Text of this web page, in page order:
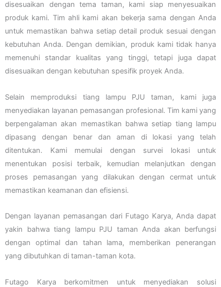
disesuaikan dengan tema taman, kami siap menyesuaikan
produk kami. Tim ahli kami akan bekerja sama dengan Anda
untuk memastikan bahwa setiap detail produk sesuai dengan
kebutuhan Anda. Dengan demikian, produk kami tidak hanya
memenuhi standar kualitas yang tinggi, tetapi juga dapat
disesuaikan dengan kebutuhan spesifik proyek Anda.
Selain memproduksi tiang lampu PJU taman, kami juga
menyediakan layanan pemasangan profesional. Tim kami yang
berpengalaman akan memastikan bahwa setiap tiang lampu
dipasang dengan benar dan aman di lokasi yang telah
ditentukan. Kami memulai dengan survei lokasi untuk
menentukan posisi terbaik, kemudian melanjutkan dengan
proses pemasangan yang dilakukan dengan cermat untuk
memastikan keamanan dan efisiensi.
Dengan layanan pemasangan dari Futago Karya, Anda dapat
yakin bahwa tiang lampu PJU taman Anda akan berfungsi
dengan optimal dan tahan lama, memberikan penerangan
yang dibutuhkan di taman-taman kota.
Futago Karya berkomitmen untuk menyediakan solusi